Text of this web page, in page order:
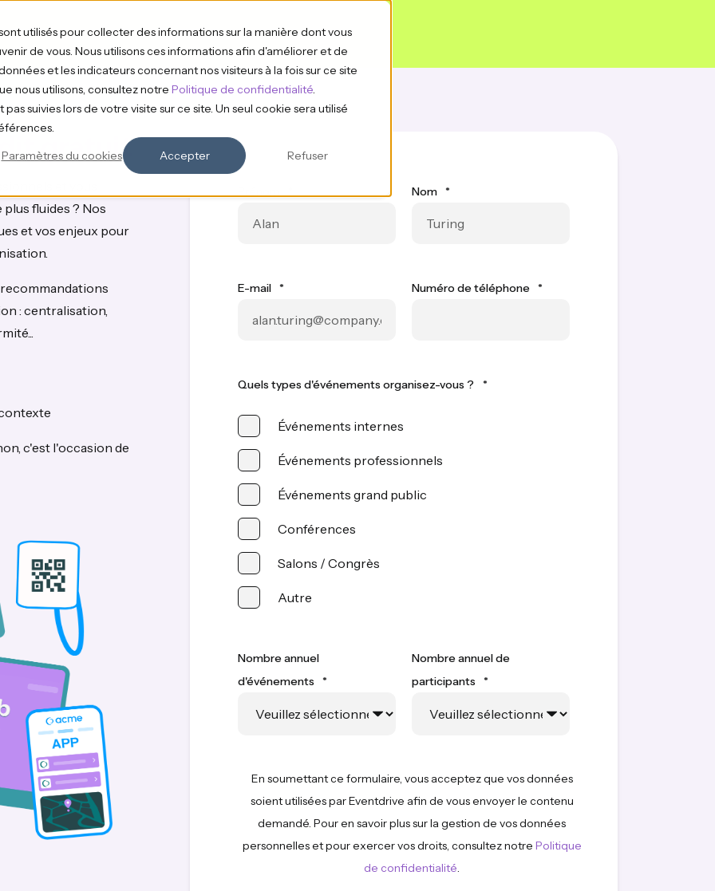
utilisés pour collecter des informations sur la manière dont vous
de vous. Nous utilisons ces informations afin d'améliorer et de
et les indicateurs concernant nos visiteurs à la fois sur ce site
nous utilisons, consultez notre Politique de confidentialité.
suivies lors de votre visite sur ce site. Un seul cookie sera utilisé
Paramètres du cookies
Accepter Refuser
gratuit
fluides ? Nos
et vos enjeux pour
: centralisation,
c'est l'occasion de
Nom *
E-mail * Numéro de téléphone *
Quels types d'événements organisez-vous ? *
Événements internes
Événements professionnels
Événements grand public
Conférences
Salons / Congrès
Autre
Nombre annuel
d'événements
*
Nombre annuel de
participants
*
En soumettant ce formulaire, vous acceptez que vos données
soient utilisées par Eventdrive afin de vous envoyer le contenu
demandé. Pour en savoir plus sur la gestion de vos données
personnelles et pour exercer vos droits, consultez notre Politique
de confidentialité.